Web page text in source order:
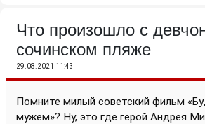
Что произошло с
сочинском пляже
29.08.2021 11:43
Помните милый советский фильм
мужем»? Ну, это где герой Андрея